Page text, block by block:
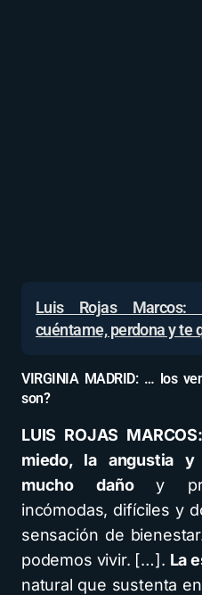
Luis Rojas
cuéntame, perdona y te
VIRGINIA MADRID: … los
son?
LUIS ROJAS MARCOS:
miedo, la angustia
mucho dañoy
incómodas, difíciles y
sensación de
podemos vivir. […]. La
natural que sustenta